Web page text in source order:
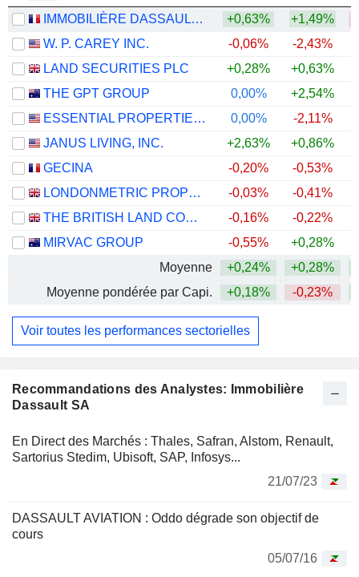
Recommandations des Analystes: Immobilière
Dassault SA
En Direct des Marchés : Thales, Safran, Alstom, Renault,
Sartorius Stedim, Ubisoft, SAP, Infosys...
21/07/23
DASSAULT AVIATION : Oddo dégrade son objectif de
cours
05/07/16
IMMOBILIÈRE DASSAULT SA +0,63% +1,49%
W. P. CAREY INC.
-0,06% -2,43%
LAND SECURITIES PLC
+0,28% +0,63%
THE GPT GROUP
0,00% +2,54%
ESSENTIAL PROPERTIES REALTY TRUST, INC.
0,00% -2,11%
JANUS LIVING, INC.
+2,63%
+0,86%
GECINA
-0,20% -0,53%
LONDONMETRIC PROPERTY PLC
-0,03% -0,41%
THE BRITISH LAND COMPANY PLC
-0,16% -0,22%
MIRVAC GROUP
-0,55% +0,28%
Moyenne
+0,24% +0,28%
Moyenne pondérée par Capi.
+0,18% -0,23%
Voir toutes les performances sectorielles